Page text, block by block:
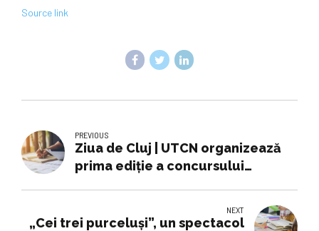
Source link
PREVIOUS
Ziua de Cluj | UTCN organizează
prima ediție a concursului
la Facultatea de Construcții
NEXT
„Cei trei purceluși”, un spectacol